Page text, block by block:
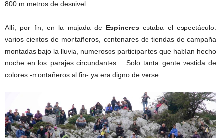
800 m metros de desnivel…
Allí, por fin, en la majada de Espineres estaba el espectáculo:
varios cientos de montañeros, centenares de tiendas de campaña
montadas bajo la lluvia, numerosos participantes que habían hecho
noche en los parajes circundantes… Solo tanta gente vestida de
colores -montañeros al fin- ya era digno de verse…